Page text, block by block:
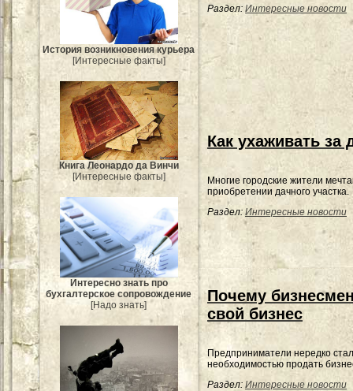
История возникновения курьера
[Интересные факты]
Книга Леонардо да Винчи
[Интересные факты]
Интересно знать про
бухгалтерское сопровождение
[Надо знать]
Раздел: Интересные новости
Как ухаживать
Многие городские жители
приобретении дачного участка.
Раздел: Интересные новости
Почему
свой бизнес
Предприниматели нередко
необходимостью продать
Раздел: Интересные новости